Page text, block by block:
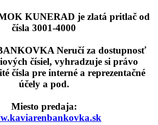
KUNERAD je zlatá pritlač od
čísla 3001-4000
Neručí za dostupnosť
čísiel, vyhradzuje si právo
čísla pre interné a reprezentačné
účely a pod.
Miesto predaja: